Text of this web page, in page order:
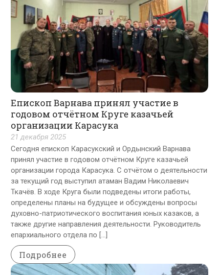
Епископ Варнава принял участие в
годовом отчётном Круге казачьей
организации Карасука
21 декабря 2025
Сегодня епископ Карасукский и Ордынский Варнава
принял участие в годовом отчётном Круге казачьей
организации города Карасука. С отчётом о деятельности
за текущий год выступил атаман Вадим Николаевич
Ткачёв. В ходе Круга были подведены итоги работы,
определены планы на будущее и обсуждены вопросы
духовно-патриотического воспитания юных казаков, а
также другие направления деятельности. Руководитель
епархиального отдела по […]
Подробнее